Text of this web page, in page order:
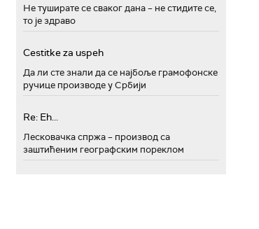
Не туширате се сваког дана – не стидите се,
то је здраво
Cestitke za uspeh
Да ли сте знали да се најбоље грамофонске
ручице производе у Србији
Re: Eh...
Лесковачка спржа – производ са
заштићеним географским пореклом